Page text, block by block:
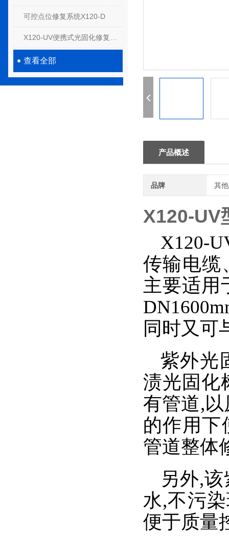
可控点位修复系统X120-D
查看全部
产品概述
品牌 其
X120-UV
X120-
传输电缆
主要适用
同时又可
紫外光
渍光固化
有管道,
的作用下
管道整体
另外,
水,不污
便于质量